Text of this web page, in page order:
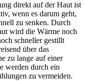
direkt auf der Haut ist
wenn es darum geht,
zu senken. Durch
wird die Wärme noch
schneller gestillt
über das
zu lange auf einer
werden durch ein
zu vermeiden.